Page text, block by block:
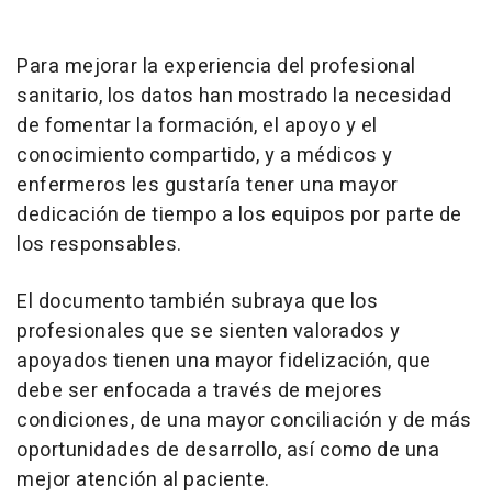
Para mejorar la experiencia del profesional
sanitario, los datos han mostrado la necesidad
de fomentar la formación, el apoyo y el
conocimiento compartido, y a médicos y
enfermeros les gustaría tener una mayor
dedicación de tiempo a los equipos por parte de
los responsables.
El documento también subraya que los
profesionales que se sienten valorados y
apoyados tienen una mayor fidelización, que
debe ser enfocada a través de mejores
condiciones, de una mayor conciliación y de más
oportunidades de desarrollo, así como de una
mejor atención al paciente.